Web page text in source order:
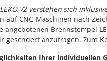
V2 verstehen sich
auf CNC-Maschinen nach
angebotenen Brennstempel
gesondert anzufragen. Zum
Ihrer individuellen